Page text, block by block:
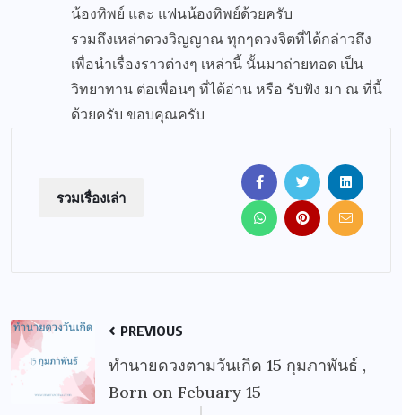
น้องทิพย์ และ แฟนน้องทิพย์ด้วยครับ
รวมถึงเหล่าดวงวิญญาณ ทุกๆดวงจิตที่ได้กล่าวถึง
เพื่อนำเรื่องราวต่างๆ เหล่านี้ นั้นมาถ่ายทอด เป็น
วิทยาทาน ต่อเพื่อนๆ ที่ได้อ่าน หรือ รับฟัง มา ณ ที่นี้
ด้วยครับ ขอบคุณครับ
รวมเรื่องเล่า
PREVIOUS
ทำนายดวงตามวันเกิด 15 กุมภาพันธ์ ,
Born on Febuary 15